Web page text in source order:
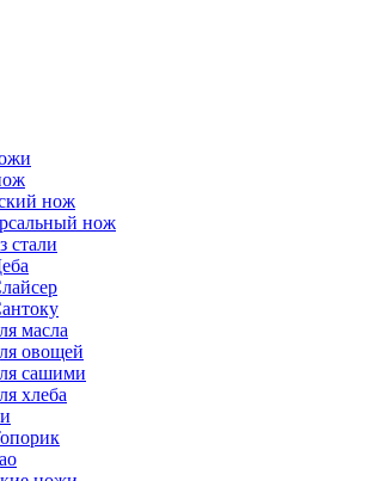
нож
нож
стали
масла
овощей
сашими
хлеба